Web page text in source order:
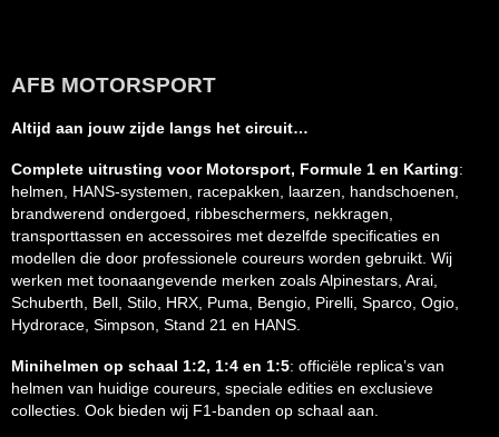
AFB MOTORSPORT
Altijd aan jouw zijde langs het circuit…
Complete uitrusting voor Motorsport, Formule 1 en Karting:
helmen, HANS-systemen, racepakken, laarzen, handschoenen,
brandwerend ondergoed, ribbeschermers, nekkragen,
transporttassen en accessoires met dezelfde specificaties en
modellen die door professionele coureurs worden gebruikt. Wij
werken met toonaangevende merken zoals Alpinestars, Arai,
Schuberth, Bell, Stilo, HRX, Puma, Bengio, Pirelli, Sparco, Ogio,
Hydrorace, Simpson, Stand 21 en HANS.
Minihelmen op schaal 1:2, 1:4 en 1:5: officiële replica’s van
helmen van huidige coureurs, speciale edities en exclusieve
collecties. Ook bieden wij F1-banden op schaal aan.